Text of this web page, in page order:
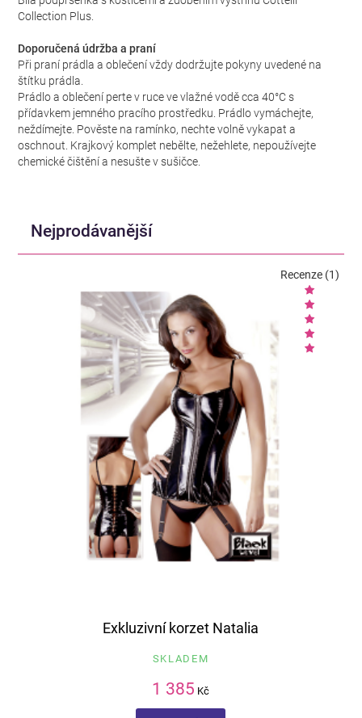
Collection Plus.
Doporučená údržba a praní
Při praní prádla a oblečení vždy dodržujte pokyny uvedené na
štítku prádla.
Prádlo a oblečení perte v ruce ve vlažné vodě cca 40°C s
přídavkem jemného pracího prostředku. Prádlo vymáchejte,
neždímejte. Pověste na ramínko, nechte volně vykapat a
oschnout. Krajkový komplet nebělte, nežehlete, nepoužívejte
chemické čištění a nesušte v sušičce.
Nejprodávanější
Exkluzivní korzet Natalia
SKLADEM
1 385 Kč
Recenze (1)